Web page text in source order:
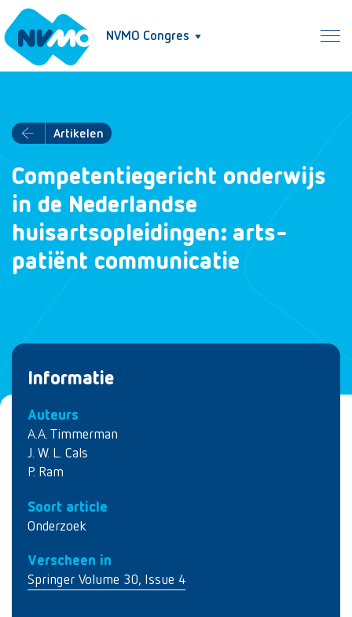
NVMO Congres
Artikelen
Competentiegericht onderwijs
in de Nederlandse
huisartsopleidingen: arts-
patiënt communicatie
Informatie
Auteurs
A.A. Timmerman
J. W. L. Cals
P. Ram
Soort article
Onderzoek
Verscheen in
Springer Volume 30, Issue 4